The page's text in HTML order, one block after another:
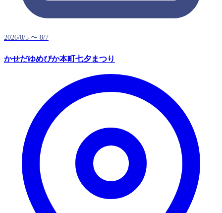
2026/8/5 〜 8/7
かせだゆめぴか本町七夕まつり